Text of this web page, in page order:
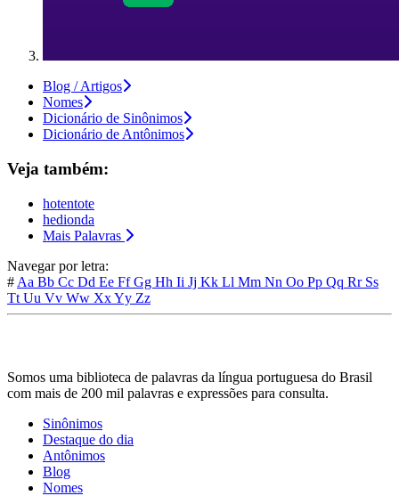
Blog / Artigos
Nomes
Dicionário de Sinônimos
Dicionário de Antônimos
Veja também:
hotentote
hedionda
Mais Palavras
Navegar por letra:
# Aa Bb Cc Dd Ee FfGg Hh Ii Jj Kk Ll Mm Nn Oo Pp Qq Rr Ss
Tt Uu Vv Ww XxYy Zz
Somos uma biblioteca de palavras da língua portuguesa do Brasil
com mais de 200 mil palavras e expressões para consulta.
Sinônimos
Destaque do dia
Antônimos
Blog
Nomes